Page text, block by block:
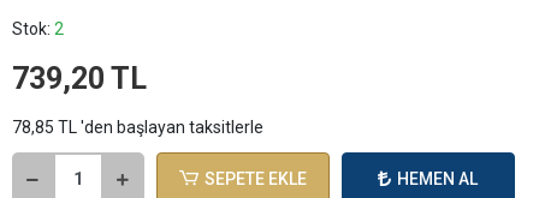
Stok: 2
739,20 TL
78,85 TL 'den başlayan taksitlerle
SEPETE EKLE HEMEN AL